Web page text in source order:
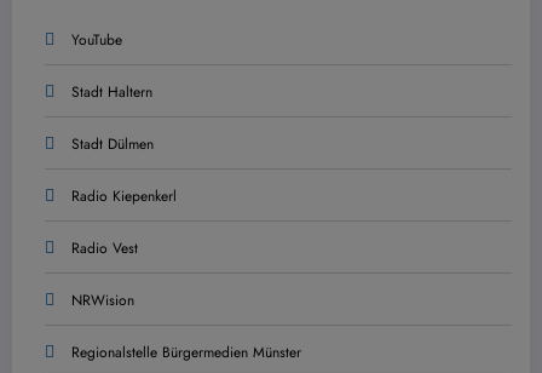
YouTube
Stadt Haltern
Stadt Dülmen
Radio Kiepenkerl
Radio Vest
NRWision
Regionalstelle Bürgermedien Münster